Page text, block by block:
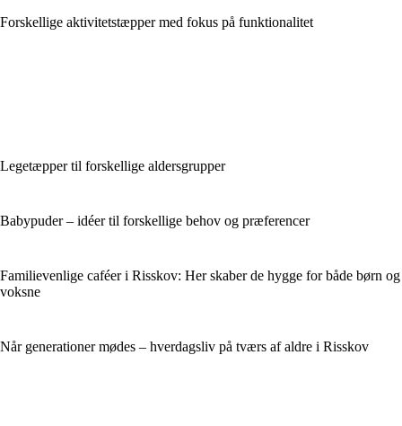
Forskellige aktivitetstæpper med fokus på funktionalitet
Legetæpper til forskellige aldersgrupper
Babypuder – idéer til forskellige behov og præferencer
Familievenlige caféer i Risskov: Her skaber de hygge for både børn og
voksne
Når generationer mødes – hverdagsliv på tværs af aldre i Risskov